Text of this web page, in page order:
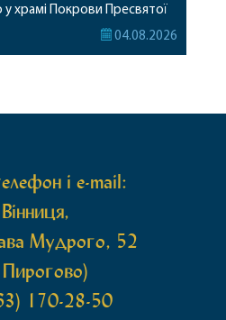
у храмі Покрови Пресвятої
Барського благочиння.
04.08.2026
і e-mail:
Мудрого, 52
170-28-50